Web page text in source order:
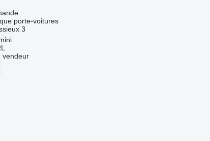
porte-voitures
3
vendeur